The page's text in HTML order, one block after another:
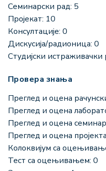
Семинарски рад: 5
Пројекат: 10
Консултације: 0
Дискусија/радионица: 0
Студијски истраживачки
Провера знања
Преглед и оцена
Преглед и оцена
Преглед и оцена
Преглед и оцена
Колоквијум са
Тест са оцењивањем: 0